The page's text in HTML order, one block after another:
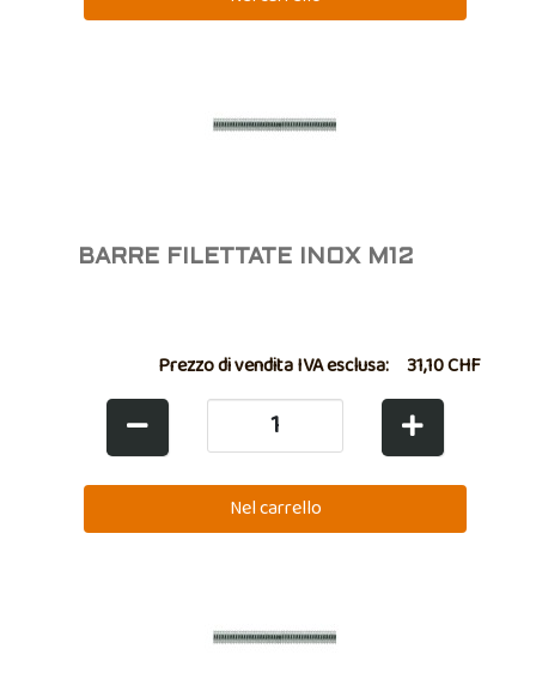
BARRE FILETTATE INOX M12
Prezzo di vendita IVA esclusa: 31,10 CHF